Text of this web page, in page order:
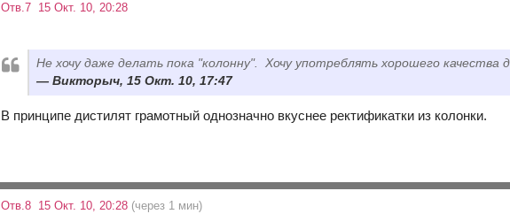
Отв.7 15 Окт. 10, 20:28
Не хочу даже делать пока "колонну". Хочу употреблять хорошего качества
Викторыч, 15 Окт. 10, 17:47
В принципе дистилят грамотный однозначно вкуснее ректификатки из колонки.
Отв.8 15 Окт. 10, 20:28 (через 1 мин)